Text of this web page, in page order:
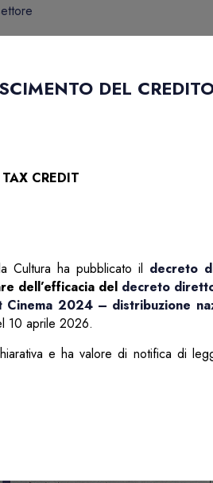
DEL
CREDIT
Cultura ha pubblicato il decreto
dell’efficacia del decreto
2024 – distribuzione
10 aprile 2026.
e ha valore di notifica di